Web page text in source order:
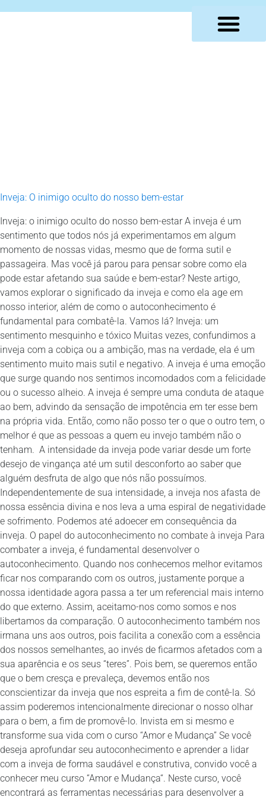
Inveja: O inimigo oculto do nosso bem-estar
Inveja: o inimigo oculto do nosso bem-estar A inveja é um
sentimento que todos nós já experimentamos em algum
momento de nossas vidas, mesmo que de forma sutil e
passageira. Mas você já parou para pensar sobre como ela
pode estar afetando sua saúde e bem-estar? Neste artigo,
vamos explorar o significado da inveja e como ela age em
nosso interior, além de como o autoconhecimento é
fundamental para combatê-la. Vamos lá? Inveja: um
sentimento mesquinho e tóxico Muitas vezes, confundimos a
inveja com a cobiça ou a ambição, mas na verdade, ela é um
sentimento muito mais sutil e negativo. A inveja é uma emoção
que surge quando nos sentimos incomodados com a felicidade
ou o sucesso alheio. A inveja é sempre uma conduta de ataque
ao bem, advindo da sensação de impotência em ter esse bem
na própria vida. Então, como não posso ter o que o outro tem, o
melhor é que as pessoas a quem eu invejo também não o
tenham. A intensidade da inveja pode variar desde um forte
desejo de vingança até um sutil desconforto ao saber que
alguém desfruta de algo que nós não possuímos.
Independentemente de sua intensidade, a inveja nos afasta de
nossa essência divina e nos leva a uma espiral de negatividade
e sofrimento. Podemos até adoecer em consequência da
inveja. O papel do autoconhecimento no combate à inveja Para
combater a inveja, é fundamental desenvolver o
autoconhecimento. Quando nos conhecemos melhor evitamos
ficar nos comparando com os outros, justamente porque a
nossa identidade agora passa a ter um referencial mais interno
do que externo. Assim, aceitamo-nos como somos e nos
libertamos da comparação. O autoconhecimento também nos
irmana uns aos outros, pois facilita a conexão com a essência
dos nossos semelhantes, ao invés de ficarmos afetados com a
sua aparência e os seus “teres”. Pois bem, se queremos então
que o bem cresça e prevaleça, devemos então nos
conscientizar da inveja que nos espreita a fim de contê-la. Só
assim poderemos intencionalmente direcionar o nosso olhar
para o bem, a fim de promovê-lo. Invista em si mesmo e
transforme sua vida com o curso “Amor e Mudança” Se você
deseja aprofundar seu autoconhecimento e aprender a lidar
com a inveja de forma saudável e construtiva, convido você a
conhecer meu curso “Amor e Mudança“. Neste curso, você
encontrará as ferramentas necessárias para desenvolver a